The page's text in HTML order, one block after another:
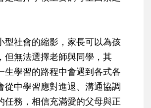
型社會的縮影，家長可以為孩
但無法選擇老師與同學，其
生學習的路程中會遇到各式各
從中學習應對進退、溝通協調
任務，相信充滿愛的父母與正